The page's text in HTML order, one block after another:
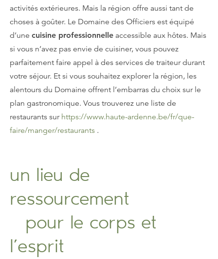
activités extérieures. Mais la région offre aussi tant de
choses à goûter. Le Domaine des Officiers est équipé
d’une cuisine professionnelle accessible aux hôtes. Mais
si vous n’avez pas envie de cuisiner, vous pouvez
parfaitement faire appel à des services de traiteur durant
votre séjour. Et si vous souhaitez explorer la région, les
alentours du Domaine offrent l’embarras du choix sur le
plan gastronomique. Vous trouverez une liste de
restaurants sur https://www.haute-ardenne.be/fr/que-
faire/manger/restaurants .
un lieu de
ressourcement
pour le corps et
l’esprit